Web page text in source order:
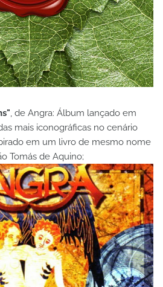
, de Angra: Álbum lançado em
mais iconográficas no cenário
em um livro de mesmo nome
Tomás de Aquino;